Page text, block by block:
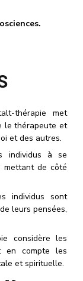
thérapie met
le thérapeute et
et des autres.
individus à se
mettant de côté
individus sont
leurs pensées,
considère les
en compte les
et spirituelle.